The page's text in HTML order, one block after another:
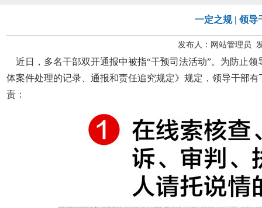
一定之规 | 领导
发布人：网站管理员
近日，多名干部双开通报中被指“干预司法活动”。为防止
体案件处理的记录、通报和责任追究规定》规定，领导干部
责：